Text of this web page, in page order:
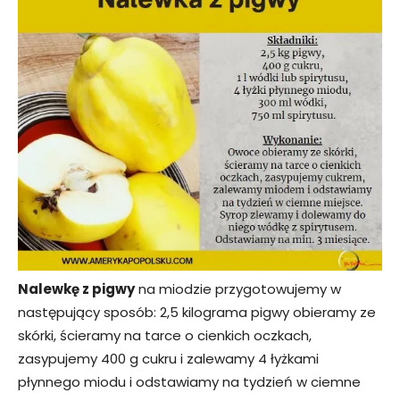
Nalewkę z pigwyna miodzie przygotowujemy w
następujący sposób: 2,5 kilograma pigwy obieramy ze
skórki, ścieramy na tarce o cienkich oczkach,
zasypujemy 400 g cukru i zalewamy 4 łyżkami
płynnego miodu i odstawiamy na tydzień w ciemne